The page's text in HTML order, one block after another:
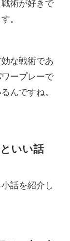
術が好きで
。
な戦術であ
ープレーで
んですね。
いい話
話を紹介し